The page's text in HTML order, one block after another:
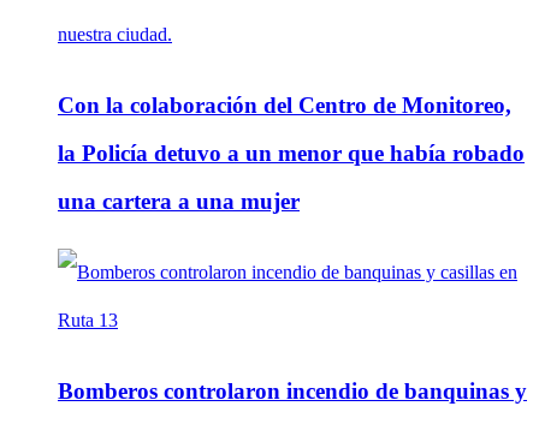
Con la colaboración del Centro de Monitoreo,
la Policía detuvo a un menor que había robado
una cartera a una mujer
Bomberos controlaron incendio de banquinas y